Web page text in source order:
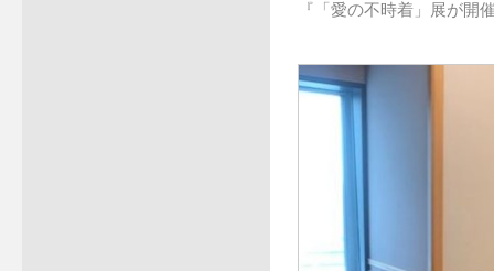
『「愛の不時着」展が開